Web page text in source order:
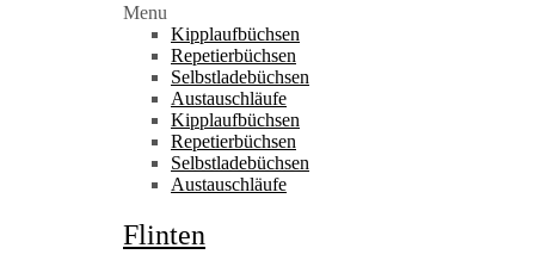
Menu
Kipplaufbüchsen
Repetierbüchsen
Selbstladebüchsen
Austauschläufe
Kipplaufbüchsen
Repetierbüchsen
Selbstladebüchsen
Austauschläufe
Flinten